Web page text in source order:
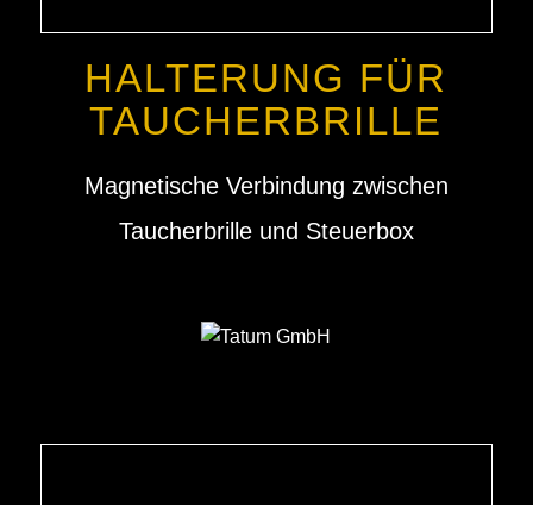
HALTERUNG FÜR
TAUCHERBRILLE
Magnetische Verbindung zwischen
Taucherbrille und Steuerbox